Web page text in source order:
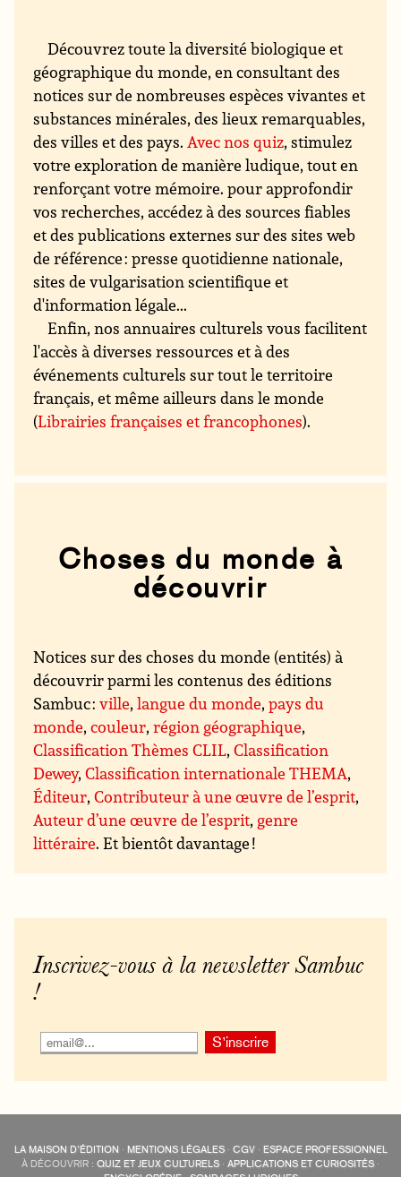
Découvrez toute la diversité biologique et
géographique du monde, en consultant des
notices sur de nombreuses espèces vivantes et
substances minérales, des lieux remarquables,
des villes et des pays.Avec nos quiz, stimulez
votre exploration de manière ludique, tout en
renforçant votre mémoire. pour approfondir
vos recherches, accédez à des sources fiables
et des publications externes sur des sites web
de référence : presse quotidienne nationale,
sites de vulgarisation scientifique et
d'information légale...
Enfin, nos annuaires culturels vous facilitent
l'accès à diverses ressources et à des
événements culturels sur tout le territoire
français, et même ailleurs dans le monde
(Librairies françaises et francophones).
Choses du monde à
découvrir
Notices sur des choses du monde (entités) à
découvrir parmi les contenus des éditions
Sambuc :ville,langue du monde,pays du
monde,couleur,région géographique,
Classification Thèmes CLIL,Classification
Dewey,Classification internationale THEMA,
Éditeur,Contributeur à une œuvre de l’esprit,
Auteur d’une œuvre de l’esprit, genre
littéraire. Et bientôt davantage !
Inscrivez-vous à la newsletter Sambuc
!
LA MAISON D’ÉDITION · MENTIONS LÉGALES· CGV· ESPACE PROFESSIONNEL
À DÉCOUVRIR : QUIZ ET JEUX CULTURELS · APPLICATIONS ET CURIOSITÉS ·